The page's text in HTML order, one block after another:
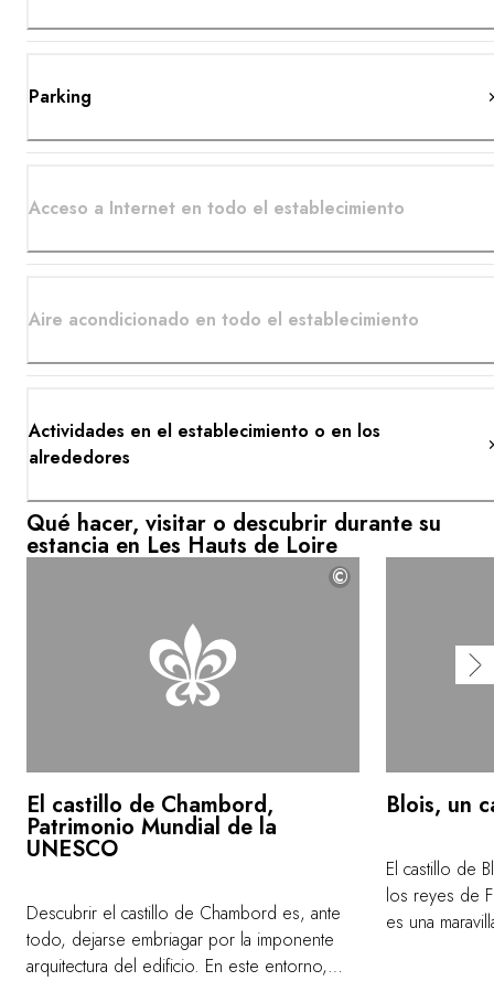
Parking
Acceso a Internet en todo el establecimiento
Aire acondicionado en todo el establecimiento
Actividades en el establecimiento o en los
alrededores
Qué hacer, visitar o descubrir durante su
estancia en Les Hauts de Loire
©
El castillo de Chambord,
Patrimonio Mundial de la
UNESCO
Descubrir el castillo de Chambord es, ante
todo, dejarse embriagar por la imponente
arquitectura del edificio. En este entorno,
Blois, un
El castillo de
los reyes de
es una